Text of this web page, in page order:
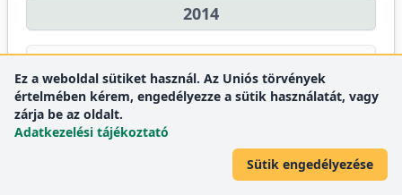
2014
Németh, E.,Kertai, P. ,Kiss, A.,Bánfalvi, G.
Lymphoid metastasis of rat My2/De
leukemia.
38 (5), 586-593, 2014.
Ez a weboldal sütiket használ. Az Uniós törvények
értelmében kérem, engedélyezze a sütik használatát, vagy
zárja be az oldalt.
Adatkezelési tájékoztató
Sütik engedélyezése